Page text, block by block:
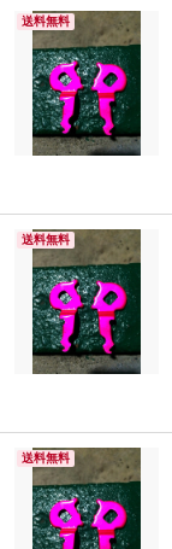
送料無料
送料無料
送料無料